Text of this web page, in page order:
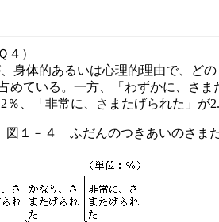
４）
身体的あるいは心理的理由で、ど
めている。一方、「わずかに、さ
、「非常に、さまたげられた」が
図１－４ ふだんのつきあいのさまた